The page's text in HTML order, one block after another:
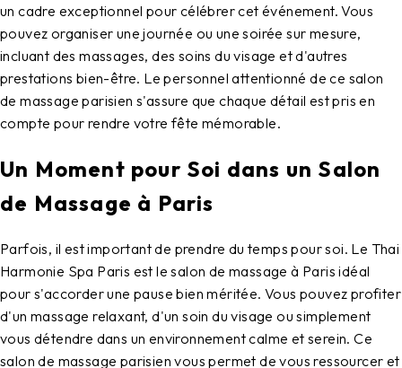
un cadre exceptionnel pour célébrer cet événement. Vous
pouvez organiser une journée ou une soirée sur mesure,
incluant des massages, des soins du visage et d'autres
prestations bien-être. Le personnel attentionné de ce salon
de massage parisien s'assure que chaque détail est pris en
compte pour rendre votre fête mémorable.
Un Moment pour Soi dans un Salon
de Massage à Paris
Parfois, il est important de prendre du temps pour soi. Le Thai
Harmonie Spa Paris est le salon de massage à Paris idéal
pour s'accorder une pause bien méritée. Vous pouvez profiter
d'un massage relaxant, d'un soin du visage ou simplement
vous détendre dans un environnement calme et serein. Ce
salon de massage parisien vous permet de vous ressourcer et